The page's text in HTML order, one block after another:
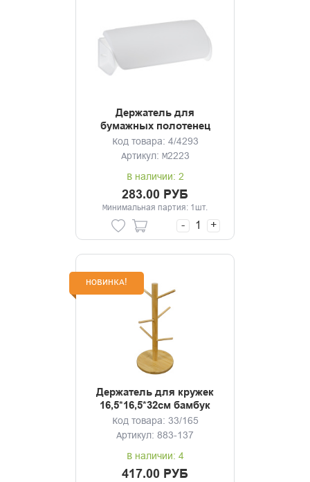
Держатель для
бумажных полотенец
белый
Код товара: 4/4293
Артикул: М2223
В наличии: 2
283.00 РУБ
Минимальная партия: 1шт.
- +
НОВИНКА!
Держатель для кружек
16,5*16,5*32см бамбук
Код товара: 33/165
Артикул: 883-137
В наличии: 4
417.00 РУБ